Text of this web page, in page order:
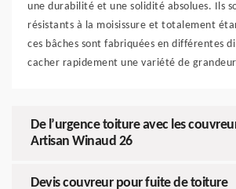
une durabilité et une solidité absolues. Ils
résistants à la moisissure et totalement
ces bâches sont fabriquées en différentes
cacher rapidement une variété de
De l’urgence toiture avec les
Artisan Winaud 26
Devis couvreur pour fuite de toiture